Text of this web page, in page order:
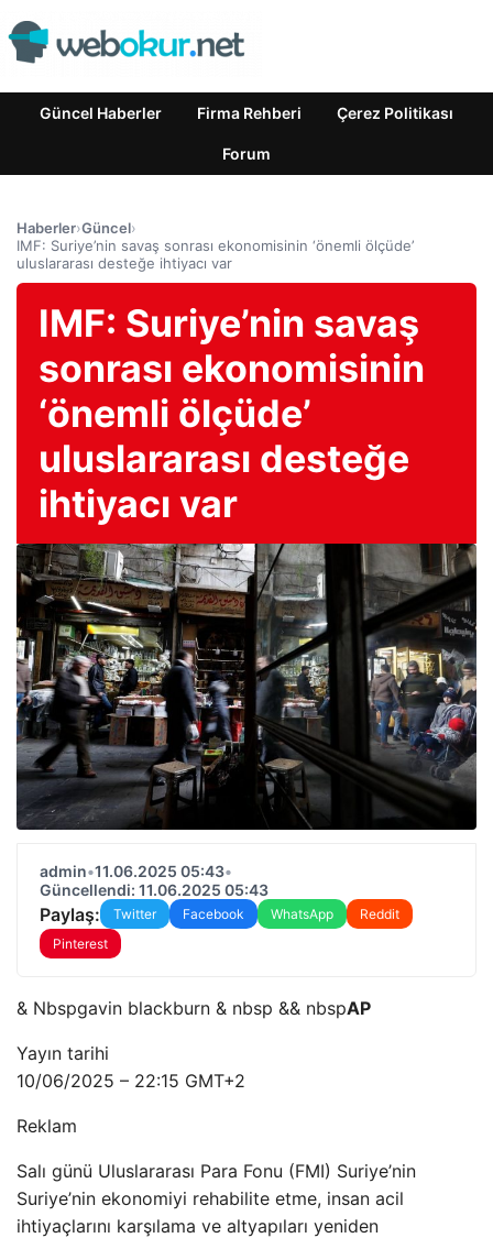
Güncel Haberler Firma Rehberi Çerez Politikası
Forum
Haberler›Güncel›
IMF: Suriye’nin savaş sonrası ekonomisinin ‘önemli ölçüde’
uluslararası desteğe ihtiyacı var
IMF: Suriye’nin savaş
sonrası ekonomisinin
‘önemli ölçüde’
uluslararası desteğe
ihtiyacı var
admin•11.06.2025 05:43•
Güncellendi: 11.06.2025 05:43
Paylaş: Twitter Facebook WhatsApp
Reddit
Pinterest
& Nbspgavin blackburn & nbsp && nbspAP
Yayın tarihi
10/06/2025 – 22:15 GMT+2
Reklam
Salı günü Uluslararası Para Fonu (FMI) Suriye’nin
Suriye’nin ekonomiyi rehabilite etme, insan acil
ihtiyaçlarını karşılama ve altyapıları yeniden